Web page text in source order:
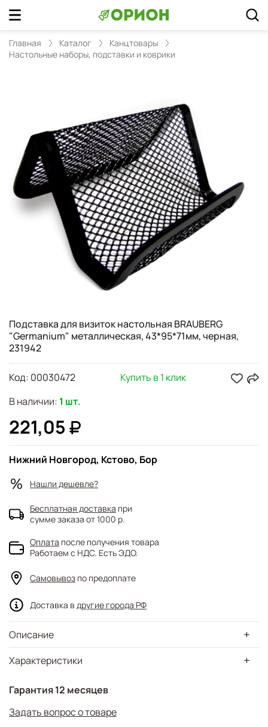
Главная Каталог
Канцтовары
Настольные наборы, подставки и коврики
Подставка для визиток настольная BRAUBERG
"Germanium" металлическая, 43*95*71мм, черная,
231942
Характеристики
Описание
Гарантия 12 месяцев
Задать вопрос о товаре
В наличии: 1 шт.
221,05
Код: 00030472 Купить в 1 клик
Нижний Новгород, Кстово, Бор
Нашли дешевле?
Бесплатная доставка при
сумме заказа от 1000 р.
Оплата после получения товара
Работаем с НДС. Есть ЭДО.
Самовывоз по предоплате
Доставка в другие города РФ